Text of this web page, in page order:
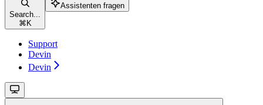
Search...
⌘ K
Assistenten fragen
Support
Devin
Devin